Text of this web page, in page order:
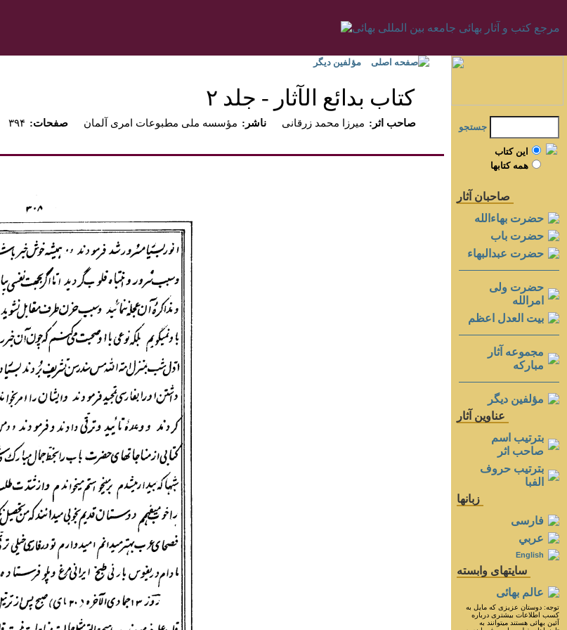
صفحه اصلی مؤلفين ديگر
كتاب بدائع الآثار - جلد ٢‏
۳۹۴ :صفحات مؤسسه ملى مطبوعات امرى آلمان :ناشر ميرزا محمد زرقانى
:صاحب اثر
جستجو
اين کتاب
همه کتابها
صاحبان آثار
حضرت بهاءالله
حضرت باب
حضرت عبدالبهاء
حضرت ولی
امرالله
بيت العدل اعظم
مجموعه آثار
مباركه
مؤلفين ديگر
عناوين آثار
بترتيب اسم
صاحب اثر
بترتيب حروف
الفبا
زبانها
فارسی
عربي
English
سايتهای وابسته
عالم بهائی
توجه: دوستان عزيزى كه مايل به
كسب اطلاعات بيشترى درباره
آئين بهائى هستند ميتوانند به